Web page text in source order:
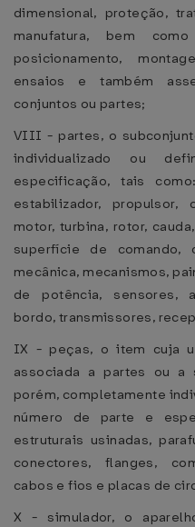
dimensional, proteção,
manufatura, bem
posicionamento,
ensaios e também
conjuntos ou partes;
VIII - partes, o
individualizado ou
especificação, tais
estabilizador, propulsor,
motor, turbina, rotor,
superfície de comando,
mecânica, mecanismos,
de potência, sensores,
bordo, transmissores,
IX - peças, o item cuja
associada a partes ou a
porém, completamente
número de parte e
estruturais usinadas,
conectores, flanges,
cabos e fios e placas de
X - simulador, o